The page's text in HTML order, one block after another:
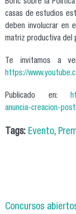
Boric sobre la
casas de estudios
deben involucrar en
matriz productiva del
Te invitamos a
https://
Publicado en:
anuncia-creacion-
Tags: Evento,
Concursos